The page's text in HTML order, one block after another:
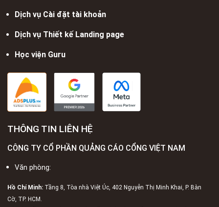
Dịch vụ Cài đặt tài khoản
Dịch vụ Thiết kế Landing page
Học viện Guru
THÔNG TIN LIÊN HỆ
CÔNG TY CỔ PHẦN QUẢNG CÁO CỔNG VIỆT NAM
Văn phòng:
Hồ Chí Minh: Tầng 8, Tòa nhà Việt Úc, 402 Nguyễn Thị Minh Khai, P. Bàn
Cờ, TP. HCM.